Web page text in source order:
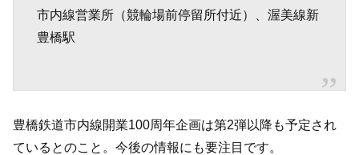
市内線営業所（競輪場前停留所付近）、渥美線新
豊橋駅
豊橋鉄道市内線開業100周年企画は第2弾以降も予定され
ているとのこと。今後の情報にも要注目です。